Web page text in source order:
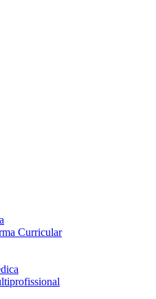
Curricular